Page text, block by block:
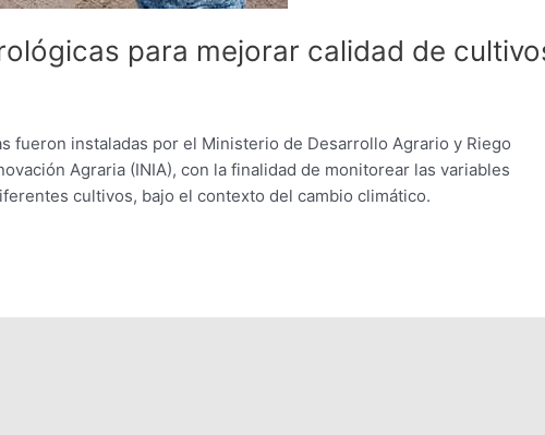
para mejorar calidad de
fueron instaladas por el Ministerio de Desarrollo Agrario y Riego
Agraria (INIA), con la finalidad de monitorear las variables
cultivos, bajo el contexto del cambio climático.